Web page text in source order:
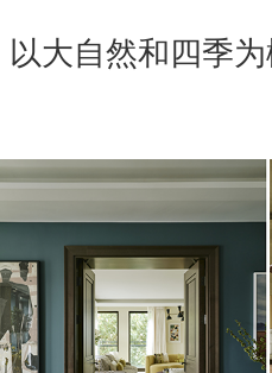
以大自然和四季